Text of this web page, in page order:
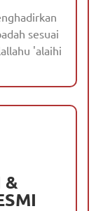
sesuai
'alaihi
&